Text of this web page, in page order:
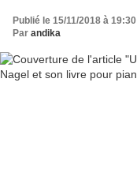
Publié le 15/11/2018 à 19:30
Par andika